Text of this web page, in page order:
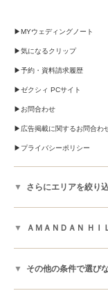
MYウェディングノート
気になるクリップ
予約・資料請求履歴
ゼクシィ PCサイト
お問合わせ
広告掲載に関するお問合わ
プライバシーポリシー
さらにエリアを絞り
ＡＭＡＮＤＡＮ ＨＩ
その他の条件で選び